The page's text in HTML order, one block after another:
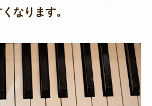
なります。